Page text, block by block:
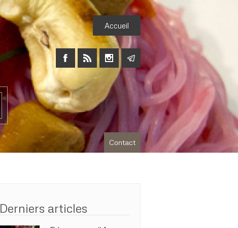
Accueil
Contact
Derniers articles